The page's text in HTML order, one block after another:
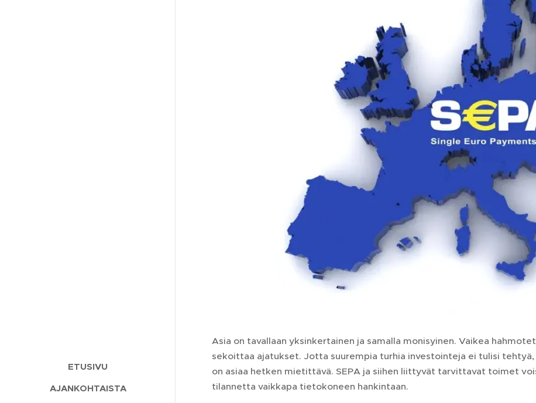
ETUSIVU
AJANKOHTAISTA
Asia on tavallaan yksinkertainen ja samalla monisyinen. Vaikea
sekoittaa ajatukset. Jotta suurempia turhia investointeja ei tulisi
on asiaa hetken mietittävä. SEPA ja siihen liittyvät tarvittavat toimet
tilannetta vaikkapa tietokoneen hankintaan.